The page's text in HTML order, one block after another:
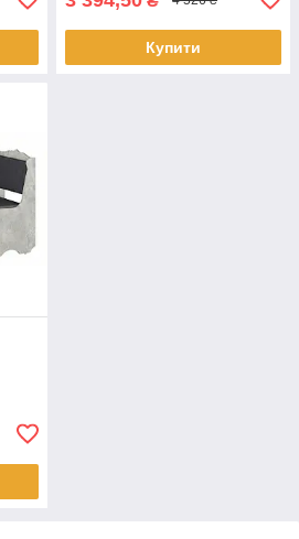
Купити